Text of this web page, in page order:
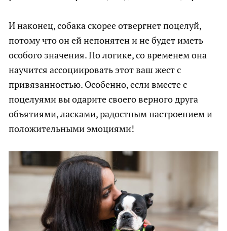
И наконец, собака скорее отвергнет поцелуй,
потому что он ей непонятен и не будет иметь
особого значения. По логике, со временем она
научится ассоциировать этот ваш жест с
привязанностью. Особенно, если вместе с
поцелуями вы одарите своего верного друга
объятиями, ласками, радостным настроением и
положительными эмоциями!